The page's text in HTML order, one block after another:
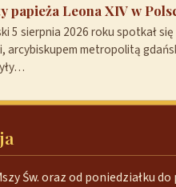
papieża Leona XIV w
5 sierpnia 2026 roku spotkał
arcybiskupem metropolitą
Św. oraz od poniedziałku